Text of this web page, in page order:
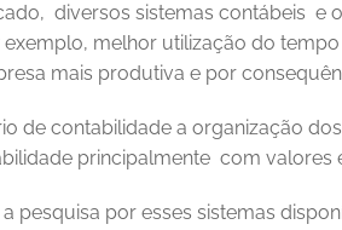
diversos sistemas contábeis
melhor utilização do
mais produtiva e por
de contabilidade a organização
principalmente  com valores
pesquisa por esses sistemas